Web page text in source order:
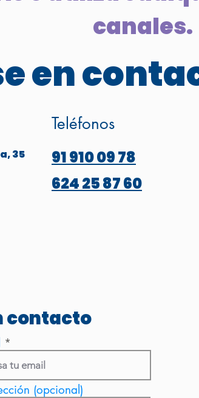
canales.
en
35
Teléfonos
91 910 09 78
624 25 87 60
contacto
(opcional)